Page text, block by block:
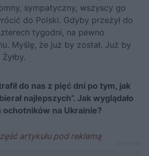
sympatyczny, wszyscy go
do Polski. Gdyby przeżył do
tygodni, na pewno
Myślę, że już by został. Już by
do nas z pięć dni po tym, jak
najlepszych”. Jak wyglądało
na Ukrainie?